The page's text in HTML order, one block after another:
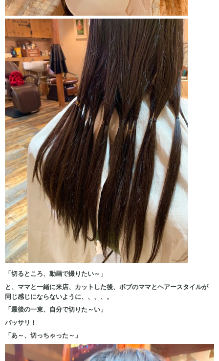
「切るところ、動画で撮りたい～」
と、ママと一緒に来店、カットした後、ボブのママとヘアースタイルが
同じ感じにならないように、、、、。
「最後の一束、自分で切りた～い」
バッサリ！
「あ～、切っちゃった～」